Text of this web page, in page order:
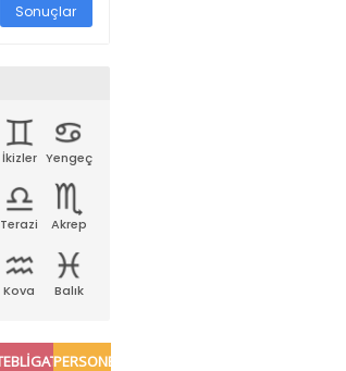
Sonuçlar
İkizler Yengeç
Terazi Akrep
Kova Balık